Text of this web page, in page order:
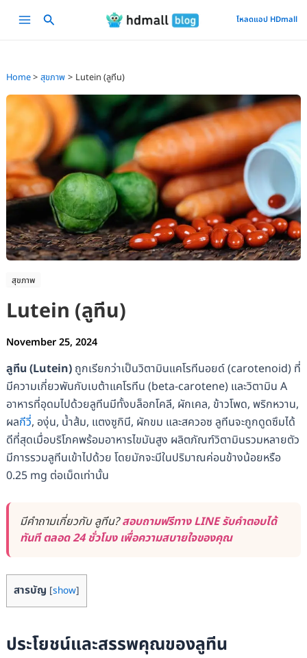
Main
โหลดแอป HDmall
Home สุขภาพ Lutein (ลูทีน)
สุขภาพ
Lutein (ลูทีน)
November 25, 2024
ลูทีน (Lutein)ถูกเรียกว่าเป็นวิตามินแคโรทีนอยด์ (carotenoid) ที่
มีความเกี่ยวพันกับเบต้าแคโรทีน (beta-carotene) และวิตามิน A
อาหารที่อุดมไปด้วยลูทีนมีทั้งบล็อกโคลี, ผักเคล, ข้าวโพด, พริกหวาน,
ผลกีวี่, องุ่น, น้ำส้ม, แตงซูกินี, ผักขม และสควอซ ลูทีนจะถูกดูดซึมได้
ดีที่สุดเมื่อบริโภคพร้อมอาหารไขมันสูง ผลิตภัณฑ์วิตามินรวมหลายตัว
มีการรวมลูทีนเข้าไปด้วย โดยมักจะมีในปริมาณค่อนข้างน้อยหรือ
0.25 mg ต่อเม็ดเท่านั้น
มีคำถามเกี่ยวกับ ลูทีน?สอบถามฟรีทาง LINE รับคำตอบได้
ทันที ตลอด 24 ชั่วโมง เพื่อความสบายใจของคุณ
สารบัญ [show]
ประโยชน์และสรรพคุณของลูทีน